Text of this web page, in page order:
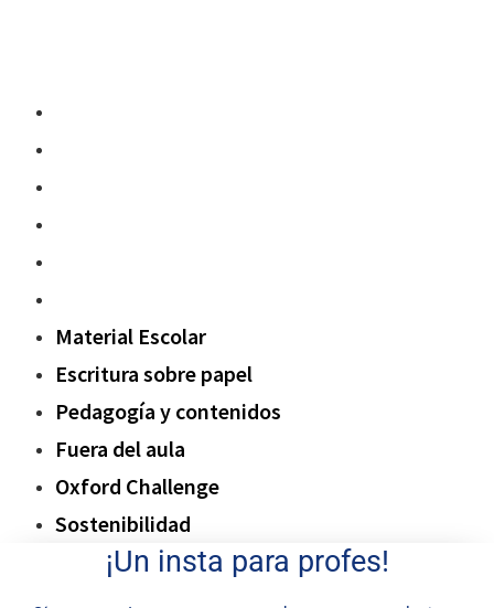
Material Escolar
Escritura sobre papel
Pedagogía y contenidos
Fuera del aula
Oxford Challenge
Sostenibilidad
¡Un insta para profes!